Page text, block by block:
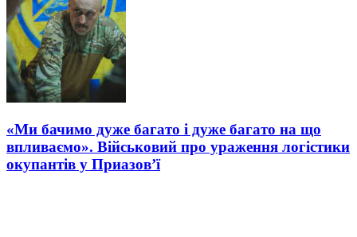
«Ми бачимо дуже багато і дуже багато на що
впливаємо». Військовий про ураження логістики
окупантів у Приазов’ї